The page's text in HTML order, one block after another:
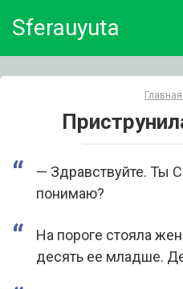
Sferauyuta
— Здравствуйте. Ты
понимаю?
На пороге стояла
десять ее младше.